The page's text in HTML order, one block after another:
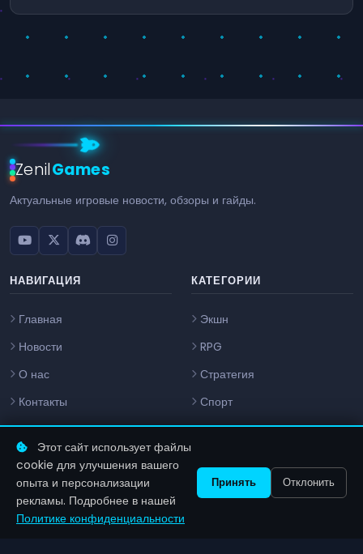
ZenilGames
Актуальные игровые новости, обзоры и гайды.
НАВИГАЦИЯ
Главная
Новости
О нас
Контакты
КАТЕГОРИИ
Экшн
RPG
Стратегия
Спорт
Инди
КОНТАКТЫ
info@zenilgames.com
Этот сайт использует файлы
cookie для улучшения вашего
опыта и персонализации
рекламы. Подробнее в нашей
Политике конфиденциальности
Принять Отклонить